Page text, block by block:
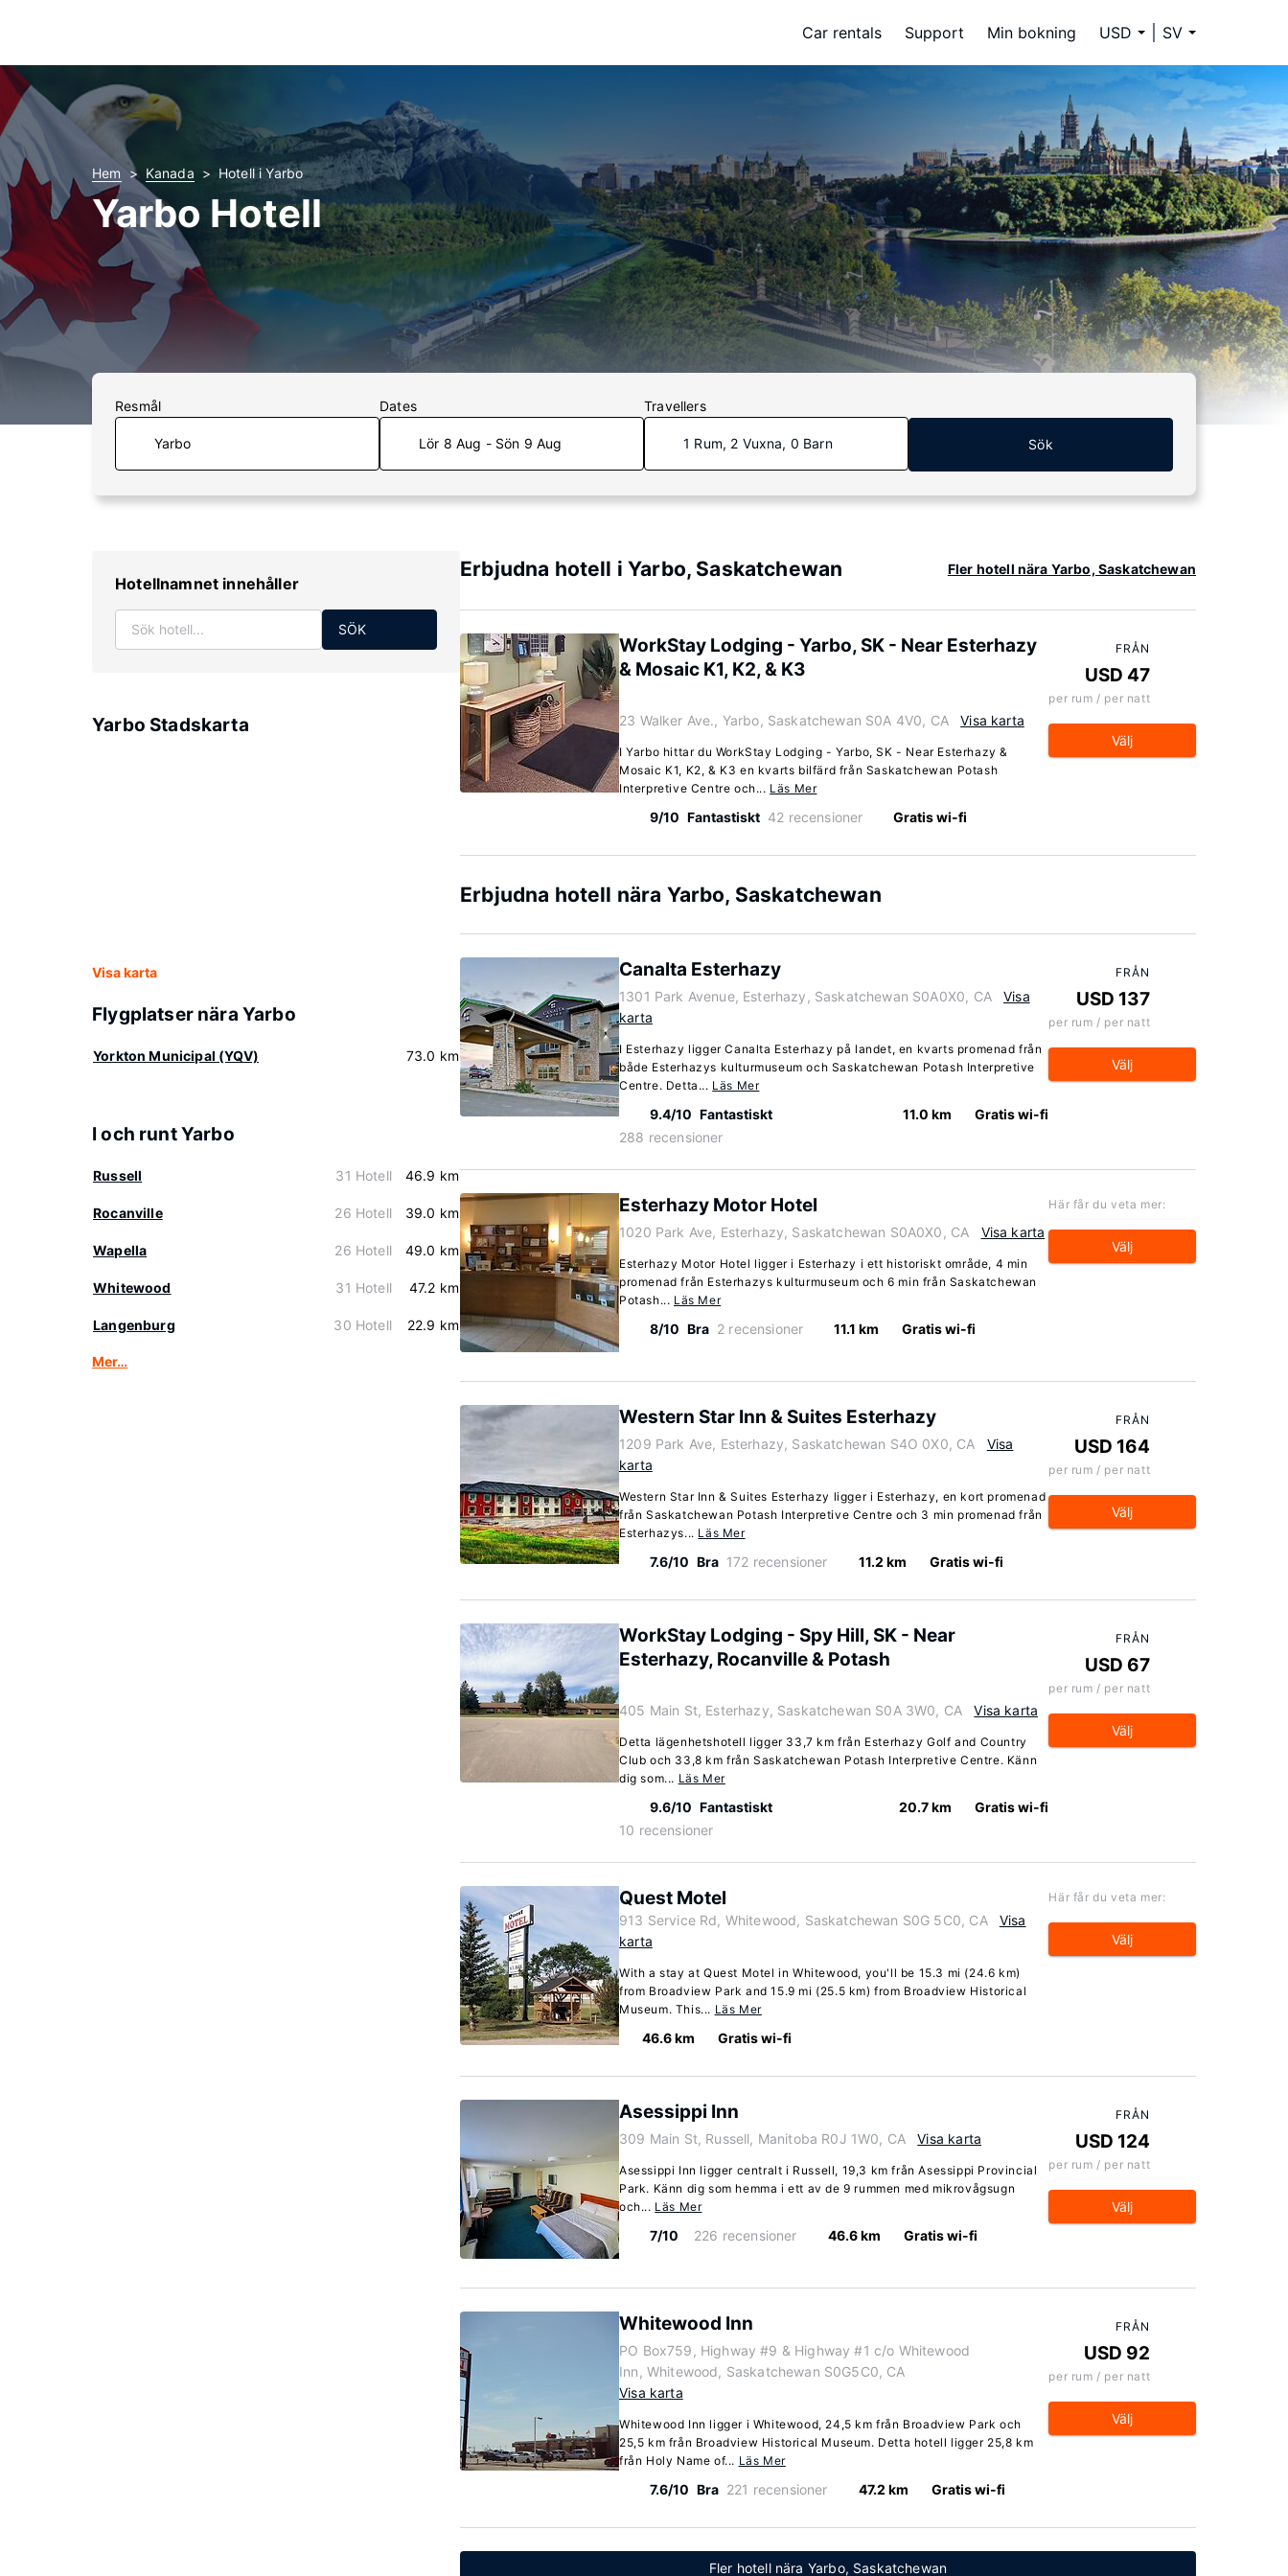
Car rentals Support Min bokning USD SV
Hem Kanada Hotell i Yarbo
Yarbo Hotell
Resmål Dates
Lör 8 Aug - Sön 9 Aug
Travellers
1 Rum, 2 Vuxna, 0 Barn Sök
Hotellnamnet innehåller
SÖK
Yarbo Stadskarta
Visa karta
Flygplatser nära Yarbo
Yorkton Municipal (YQV) 73.0 km
I och runt Yarbo
Russell 31 Hotell 46.9 km
Rocanville 26 Hotell 39.0 km
Wapella 26 Hotell 49.0 km
Whitewood 31 Hotell 47.2 km
Langenburg 30 Hotell 22.9 km
Mer…
Erbjudna hotell i Yarbo, Saskatchewan Fler hotell nära Yarbo, Saskatchewan
WorkStay Lodging - Yarbo, SK - Near Esterhazy
& Mosaic K1, K2, & K3
23 Walker Ave., Yarbo, Saskatchewan S0A 4V0, CA Visa karta
I Yarbo hittar du WorkStay Lodging - Yarbo, SK - Near Esterhazy &
Mosaic K1, K2, & K3 en kvarts bilfärd från Saskatchewan Potash
Interpretive Centre och... Läs Mer
9/10 Fantastiskt 42 recensioner Gratis wi-fi
FRÅN
USD 47
per rum / per natt
Välj
Erbjudna hotell nära Yarbo, Saskatchewan
Canalta Esterhazy
1301 Park Avenue, Esterhazy, Saskatchewan S0A0X0, CA
Visa
karta
I Esterhazy ligger Canalta Esterhazy på landet, en kvarts promenad från
både Esterhazys kulturmuseum och Saskatchewan Potash Interpretive
Centre. Detta... Läs Mer
9.4/10 Fantastiskt
288 recensioner
11.0 km Gratis wi-fi
FRÅN
USD 137
per rum / per natt
Välj
Esterhazy Motor Hotel
1020 Park Ave, Esterhazy, Saskatchewan S0A0X0, CA Visa karta
Esterhazy Motor Hotel ligger i Esterhazy i ett historiskt område, 4 min
promenad från Esterhazys kulturmuseum och 6 min från Saskatchewan
Potash... Läs Mer
8/10 Bra 2 recensioner 11.1 km Gratis wi-fi
Här får du veta mer:
Välj
Western Star Inn & Suites Esterhazy
1209 Park Ave, Esterhazy, Saskatchewan S4O 0X0, CA
Visa
karta
Western Star Inn & Suites Esterhazy ligger i Esterhazy, en kort promenad
från Saskatchewan Potash Interpretive Centre och 3 min promenad från
Esterhazys... Läs Mer
7.6/10 Bra 172 recensioner 11.2 km Gratis wi-fi
FRÅN
USD 164
per rum / per natt
Välj
WorkStay Lodging - Spy Hill, SK - Near
Esterhazy, Rocanville & Potash
405 Main St, Esterhazy, Saskatchewan S0A 3W0, CA Visa karta
Detta lägenhetshotell ligger 33,7 km från Esterhazy Golf and Country
Club och 33,8 km från Saskatchewan Potash Interpretive Centre. Känn
dig som... Läs Mer
9.6/10 Fantastiskt
10 recensioner
20.7 km Gratis wi-fi
FRÅN
USD 67
per rum / per natt
Välj
Quest Motel
913 Service Rd, Whitewood, Saskatchewan S0G 5C0, CA
Visa
karta
With a stay at Quest Motel in Whitewood, you'll be 15.3 mi (24.6 km)
from Broadview Park and 15.9 mi (25.5 km) from Broadview Historical
Museum. This... Läs Mer
46.6 km Gratis wi-fi
Här får du veta mer:
Välj
Asessippi Inn
309 Main St, Russell, Manitoba R0J 1W0, CA Visa karta
Asessippi Inn ligger centralt i Russell, 19,3 km från Asessippi Provincial
Park. Känn dig som hemma i ett av de 9 rummen med mikrovågsugn
och... Läs Mer
7/10 226 recensioner 46.6 km Gratis wi-fi
FRÅN
USD 124
per rum / per natt
Välj
Whitewood Inn
PO Box759, Highway #9 & Highway #1 c/o Whitewood
Inn, Whitewood, Saskatchewan S0G5C0, CA
Visa karta
Whitewood Inn ligger i Whitewood, 24,5 km från Broadview Park och
25,5 km från Broadview Historical Museum. Detta hotell ligger 25,8 km
från Holy Name of... Läs Mer
7.6/10 Bra 221 recensioner 47.2 km Gratis wi-fi
FRÅN
USD 92
per rum / per natt
Välj
Fler hotell nära Yarbo, Saskatchewan